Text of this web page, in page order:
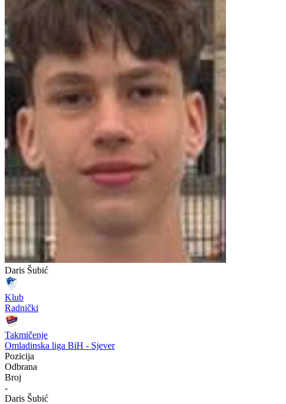
Daris Šubić
Klub
Radnički
Takmičenje
Omladinska liga BiH - Sjever
Pozicija
Odbrana
Broj
-
Daris Šubić